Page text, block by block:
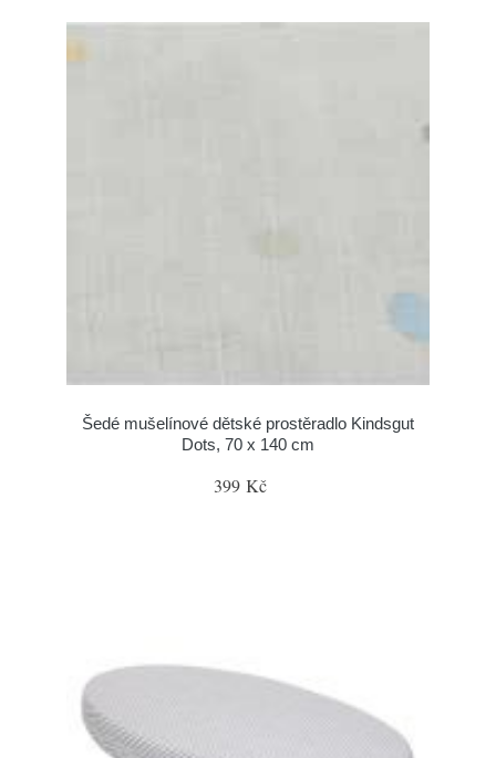
Šedé mušelínové dětské prostěradlo Kindsgut
Dots, 70 x 140 cm
399 Kč